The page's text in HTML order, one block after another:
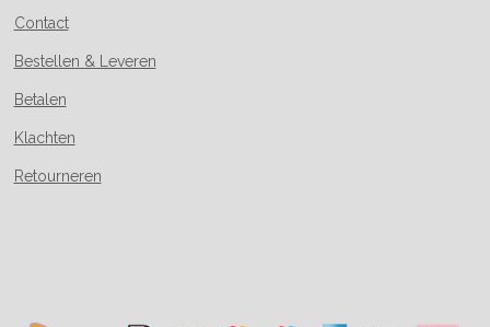
Contact
Bestellen & Leveren
Betalen
Klachten
Retourneren